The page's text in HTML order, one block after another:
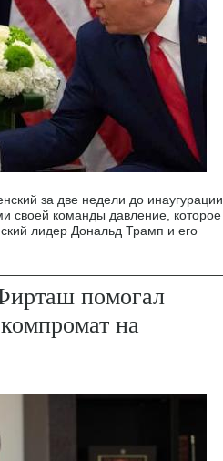
за две недели до инаугурации
своей команды давление, которое
лидер Дональд Трамп и его
помогал
на